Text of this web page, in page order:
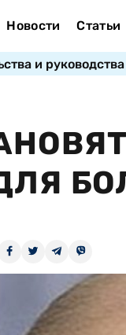
Новости Статьи
и